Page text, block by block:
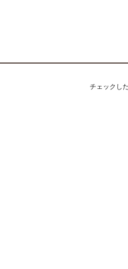
チェックし